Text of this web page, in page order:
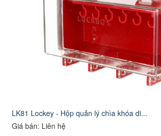
LK81 Lockey - Hộp quản lý chìa khóa di...
Giá bán: Liên hệ